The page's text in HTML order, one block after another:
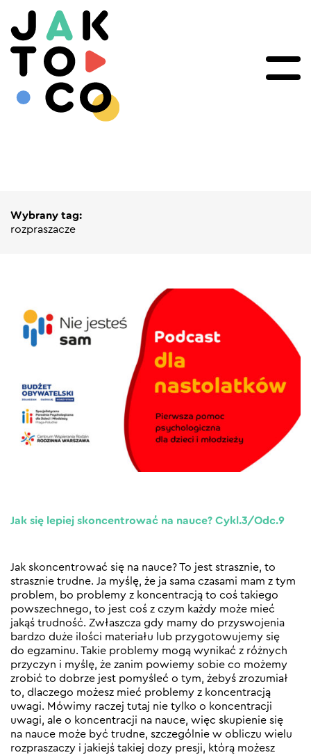
Wybrany tag:
rozpraszacze
Jak się lepiej skoncentrować na nauce? Cykl.3/Odc.9
Jak skoncentrować się na nauce? To jest strasznie, to
strasznie trudne. Ja myślę, że ja sama czasami mam z tym
problem, bo problemy z koncentracją to coś takiego
powszechnego, to jest coś z czym każdy może mieć
jakąś trudność. Zwłaszcza gdy mamy do przyswojenia
bardzo duże ilości materiału lub przygotowujemy się
do egzaminu. Takie problemy mogą wynikać z różnych
przyczyn i myślę, że zanim powiemy sobie co możemy
zrobić to dobrze jest pomyśleć o tym, żebyś zrozumiał
to, dlaczego możesz mieć problemy z koncentracją
uwagi. Mówimy raczej tutaj nie tylko o koncentracji
uwagi, ale o koncentracji na nauce, więc skupienie się
na nauce może być trudne, szczególnie w obliczu wielu
rozpraszaczy i jakiejś takiej dozy presji, którą możesz